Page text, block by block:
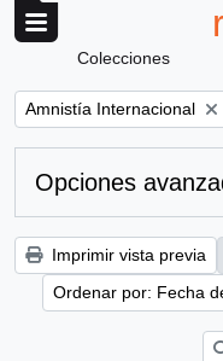
Colecciones
Remove filter:
Amnistía Internacional
Opciones
Imprimir vista previa
Ordenar por: Fecha